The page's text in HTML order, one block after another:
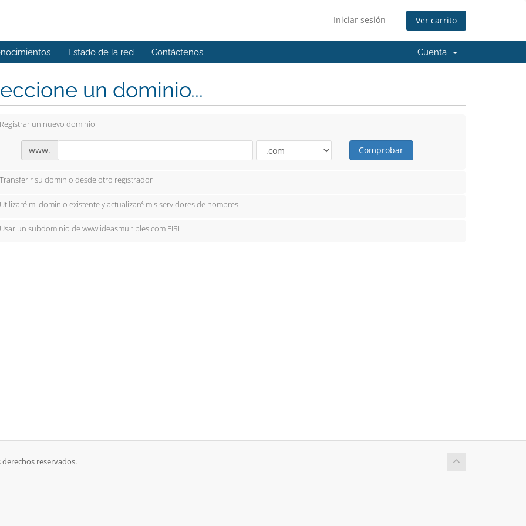
Iniciar sesión Ver carrito
Estado de la red Contáctenos Cuenta
un dominio...
un nuevo dominio
www. Comprobar
su dominio desde otro registrador
mi dominio existente y actualizaré mis servidores de nombres
un subdominio de www.ideasmultiples.com EIRL
reservados.